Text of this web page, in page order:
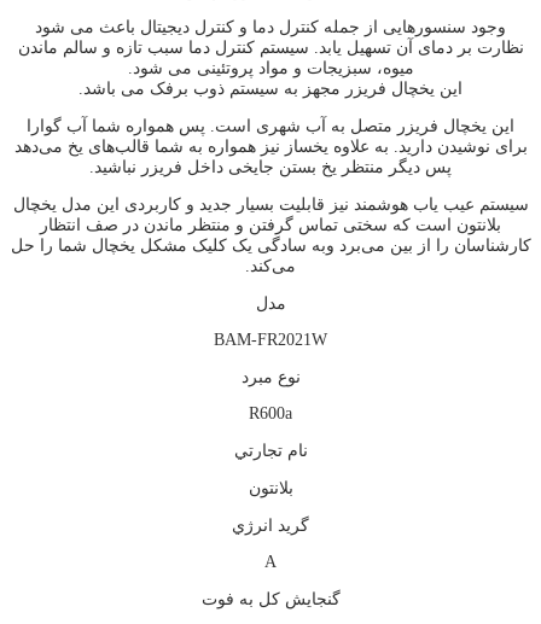
وجود سنسورهايی از جمله کنترل دما و کنترل ديجيتال باعث می شود
نظارت بر دمای آن تسهيل يابد. سيستم کنترل دما سبب تازه و سالم ماندن
ميوه، سبزيجات و مواد پروتئينی می شود.
اين يخچال فريزر مجهز به سيستم ذوب برفک می باشد.
این یخچال فریزر متصل به آب شهری است. پس همواره شما آب گوارا
برای نوشیدن دارید. به علاوه یخساز نیز همواره به شما قالب‌های یخ می‌دهد
پس دیگر منتظر یخ بستن جایخی داخل فریزر نباشید.
سیستم عیب یاب هوشمند نیز قابلیت بسیار جدید و کاربردی این مدل یخچال
بلانتون است که سختی تماس گرفتن و منتظر ماندن در صف انتظار
کارشناسان را از بین می‌برد وبه سادگی یک کلیک مشکل یخچال شما را حل
می‌کند.
مدل
BAM-FR2021W
نوع مبرد
R600a
نام تجارتي
بلانتون
گريد انرژي
A
گنجایش کل به فوت